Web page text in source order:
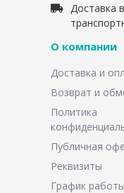
Доставка
О компании
Доставка и
Возврат и
Политика
Публичная
Реквизиты
График работы